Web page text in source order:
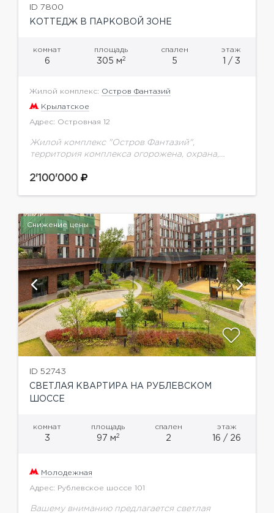
ID 7800
КОТТЕДЖ В ПАРКОВОЙ ЗОНЕ
комнат
6
площадь
305 м2
спален
5
этаж
1 / 3
Жилой комплекс: Остров Фантазий
Крылатское
Адрес: Островная 12
Жилой комплекс "Остров Фантазий",
территория комплекса огорожена, охрана,
Имеется два отдельных входа в данную
2'100'000
Снижение цены
ID 52743
СВЕТЛАЯ КВАРТИРА НА РУБЛЕВСКОМ
ШОССЕ
комнат
3
площадь
97 м2
спален
2
этаж
16 / 26
Молодежная
Адрес: Рублевское шоссе 101
Вашему вниманию предлагается светлая